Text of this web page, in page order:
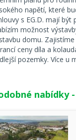
napětí, které
s EG.D. mají
možnost
domu.
ceny díla a
pozemky. Více u
nabídky -